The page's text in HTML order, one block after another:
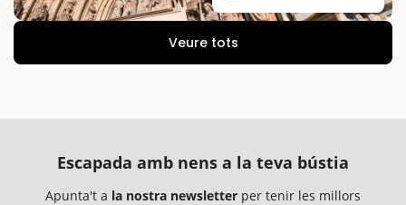
Veure tots
Escapada amb nens a la teva bústia
Apunta't a la nostra newsletter per tenir les millors